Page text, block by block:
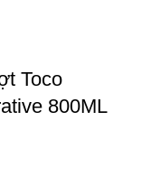
Toco
800ML